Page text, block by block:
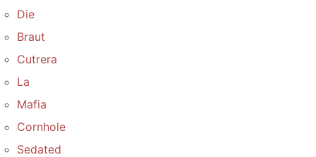
Die
Braut
Cutrera
La
Mafia
Cornhole
Sedated